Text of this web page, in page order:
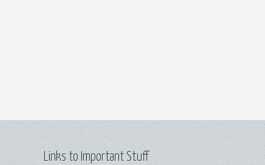
Links to Important Stuff